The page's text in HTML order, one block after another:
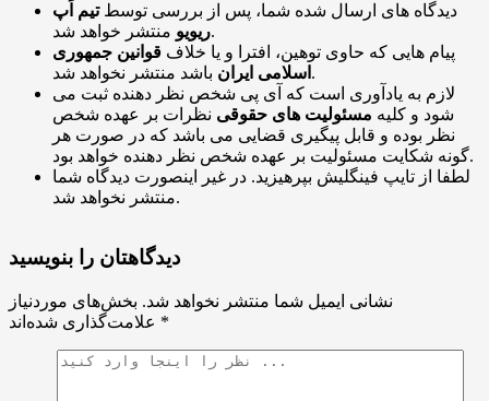
دیدگاه های ارسال شده شما، پس از بررسی توسطتیم اَپ
ریویومنتشر خواهد شد.
پیام هایی که حاوی توهین، افترا و یا خلاف قوانین جمهوری
اسلامی ایران باشد منتشر نخواهد شد.
لازم به یادآوری است که آی پی شخص نظر دهنده ثبت می
شود و کلیه مسئولیت های حقوقی نظرات بر عهده شخص
نظر بوده و قابل پیگیری قضایی می باشد که در صورت هر
گونه شکایت مسئولیت بر عهده شخص نظر دهنده خواهد بود.
لطفا از تایپ فینگلیش بپرهیزید. در غیر اینصورت دیدگاه شما
منتشر نخواهد شد.
دیدگاهتان را بنویسید
نشانی ایمیل شما منتشر نخواهد شد. بخش‌های موردنیاز
*